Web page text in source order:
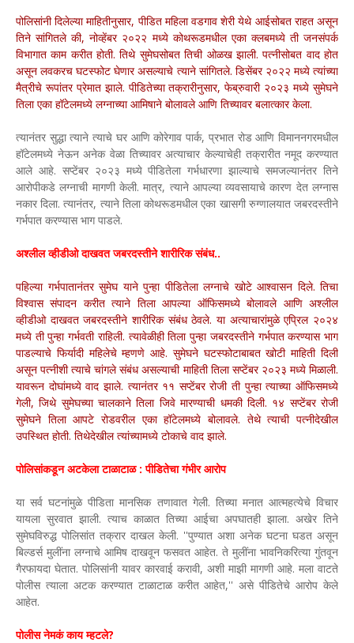
पोलिसांनी दिलेल्या माहितीनुसार, पीडित महिला वडगाव शेरी येथे आईसोबत राहत असून
तिने सांगितले की, नोव्हेंबर २०२२ मध्ये कोथरूडमधील एका क्लबमध्ये ती जनसंपर्क
विभागात काम करीत होती. तिथे सुमेघसोबत तिची ओळख झाली. पत्नीसोबत वाद होत
असून लवकरच घटस्फोट घेणार असल्याचे त्याने सांगितले. डिसेंबर २०२२ मध्ये त्यांच्या
मैत्रीचे रूपांतर प्रेमात झाले. पीडितेच्या तक्रारीनुसार, फेब्रुवारी २०२३ मध्ये सुमेघने
तिला एका हॉटेलमध्ये लग्नाच्या आमिषाने बोलावले आणि तिच्यावर बलात्कार केला.
त्यानंतर सुद्धा त्याने त्याचे घर आणि कोरेगाव पार्क, प्रभात रोड आणि विमाननगरमधील
हॉटेलमध्ये नेऊन अनेक वेळा तिच्यावर अत्याचार केल्याचेही तक्रारीत नमूद करण्यात
आले आहे. सप्टेंबर २०२३ मध्ये पीडितेला गर्भधारणा झाल्याचे समजल्यानंतर तिने
आरोपीकडे लग्नाची मागणी केली. मात्र, त्याने आपल्या व्यवसायाचे कारण देत लग्नास
नकार दिला. त्यानंतर, त्याने तिला कोथरूडमधील एका खासगी रुग्णालयात जबरदस्तीने
गर्भपात करण्यास भाग पाडले.
अश्लील व्हीडीओ दाखवत जबरदस्तीने शारीरिक संबंध..
पहिल्या गर्भपातानंतर सुमेघ याने पुन्हा पीडितेला लग्नाचे खोटे आश्वासन दिले. तिचा
विश्वास संपादन करीत त्याने तिला आपल्या ऑफिसमध्ये बोलावले आणि अश्लील
व्हीडीओ दाखवत जबरदस्तीने शारीरिक संबंध ठेवले. या अत्याचारांमुळे एप्रिल २०२४
मध्ये ती पुन्हा गर्भवती राहिली. त्यावेळीही तिला पुन्हा जबरदस्तीने गर्भपात करण्यास भाग
पाडल्याचे फिर्यादी महिलेचे म्हणणे आहे. सुमेघने घटस्फोटाबाबत खोटी माहिती दिली
असून पत्नीशी त्याचे चांगले संबंध असल्याची माहिती तिला सप्टेंबर २०२३ मध्ये मिळाली.
यावरून दोघांमध्ये वाद झाले. त्यानंतर ११ सप्टेंबर रोजी ती पुन्हा त्याच्या ऑफिसमध्ये
गेली, जिथे सुमेघच्या चालकाने तिला जिवे मारण्याची धमकी दिली. १४ सप्टेंबर रोजी
सुमेघने तिला आपटे रोडवरील एका हॉटेलमध्ये बोलावले. तेथे त्याची पत्नीदेखील
उपस्थित होती. तिथेदेखील त्यांच्यामध्ये टोकाचे वाद झाले.
पोलिसांकडून अटकेला टाळाटाळ : पीडितेचा गंभीर आरोप
या सर्व घटनांमुळे पीडिता मानसिक तणावात गेली. तिच्या मनात आत्महत्येचे विचार
यायला सुरवात झाली. त्याच काळात तिच्या आईचा अपघातही झाला. अखेर तिने
सुमेघविरुद्ध पोलिसांत तक्रार दाखल केली. ''पुण्यात अशा अनेक घटना घडत असून
बिल्डर्स मुलींना लग्नाचे आमिष दाखवून फसवत आहेत. ते मुलींना भावनिकरित्या गुंतवून
गैरफायदा घेतात. पोलिसांनी यावर कारवाई करावी, अशी माझी मागणी आहे. मला वाटते
पोलीस त्याला अटक करण्यात टाळाटाळ करीत आहेत,'' असे पीडितेचे आरोप केले
आहेत.
पोलीस नेमकं काय म्हटले?